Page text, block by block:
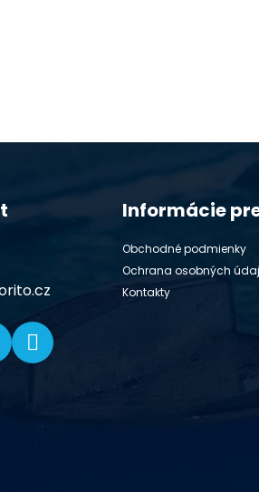
Informácie
Obchodné podmienky
Ochrana osobných
Kontakty